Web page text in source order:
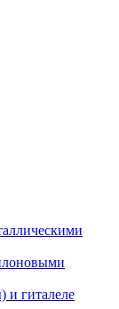
и гиталеле